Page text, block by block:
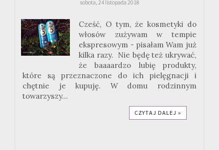
sobota, 24 listopada 2018
Cześć, O tym, że kosmetyki do
włosów zużywam w tempie
ekspresowym - pisałam Wam już
kilka razy. Nie będę też ukrywać,
że baaaardzo lubię produkty,
które są przeznaczone do ich pielęgnacji i
chętnie je kupuję. W domu rodzinnym
towarzyszy...
CZYTAJ DALEJ »